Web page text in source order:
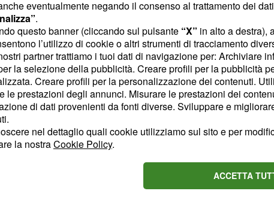
vari spunti dalla carta stampata come ad
Il Lungo Halloween, scritto daJeph Loebe
e disegnato daTim Sale,Batman:
da Frank Miller e disegnato da David
e dalla raccoltaBatman: The Golden Age -
tra le altre cose, i numeri di
dal 27 al 45).
di Batman al cinema
da quello fumettistico del Crociato
eventualmente negando il consenso al trattamento dei
.
questo banner (cliccando sul pulsante “X” in alto a destra),
l’utilizzo di cookie o altri strumenti di tracciamento
partner trattiamo i tuoi dati di navigazione per: Archiviare
la selezione della pubblicità. Creare profili per la pubblicità
Creare profili per la personalizzazione dei contenuti.
le prestazioni degli annunci. Misurare le prestazioni dei
di dati provenienti da fonti diverse. Sviluppare e
nel dettaglio quali cookie utilizziamo sul sito e per
la nostraCookie Policy.
ACCETTA